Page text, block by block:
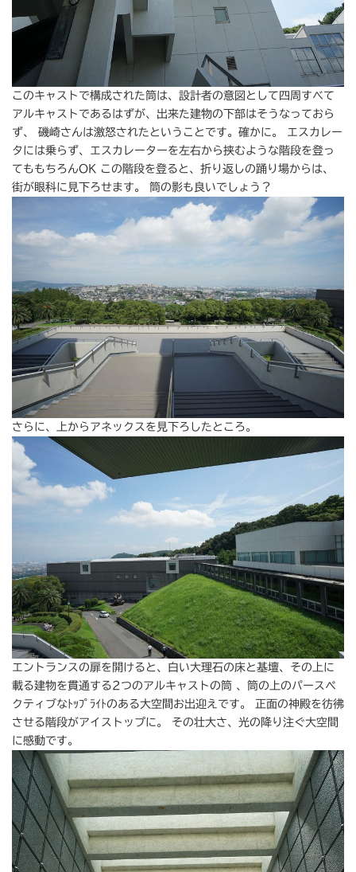
このキャストで構成された筒は、設計者の意図として四周すべて
アルキャストであるはずが、出来た建物の下部はそうなっておら
ず、 磯崎さんは激怒されたということです。確かに。 エスカレー
タには乗らず、エスカレーターを左右から挟むような階段を登っ
てももちろんOK この階段を登ると、折り返しの踊り場からは、
街が眼科に見下ろせます。 筒の影も良いでしょう？
さらに、上からアネックスを見下ろしたところ。
エントランスの扉を開けると、白い大理石の床と基壇、その上に
載る建物を貫通する2つのアルキャストの筒 、筒の上のパースペ
クティブなﾄｯﾌﾟﾗｲﾄのある大空間お出迎えです。 正面の神殿を彷彿
させる階段がアイストップに。 その壮大さ、光の降り注ぐ大空間
に感動です。